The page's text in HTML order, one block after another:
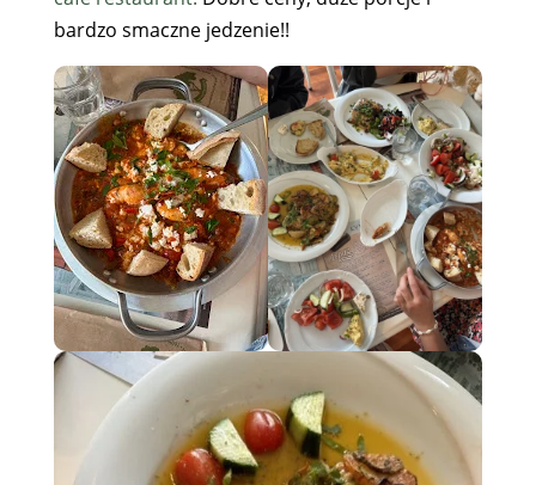
bardzo smaczne jedzenie!!